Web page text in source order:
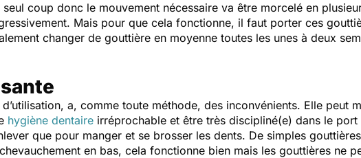
coup donc le mouvement nécessaire va être morcelé en
Mais pour que cela fonctionne, il faut porter ces
changer de gouttière en moyenne toutes les unes à deux
a, comme toute méthode, des inconvénients. Elle peut
hygiène dentaire irréprochable et être très discipliné(e) dans le
que pour manger et se brosser les dents. De simples
en bas, cela fonctionne bien mais les gouttières ne